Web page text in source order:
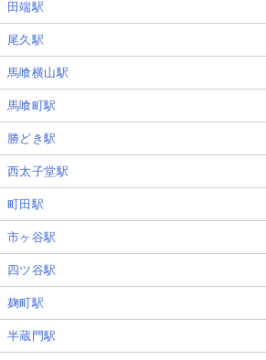
田端駅
尾久駅
馬喰横山駅
馬喰町駅
勝どき駅
西太子堂駅
町田駅
市ヶ谷駅
四ツ谷駅
麹町駅
半蔵門駅